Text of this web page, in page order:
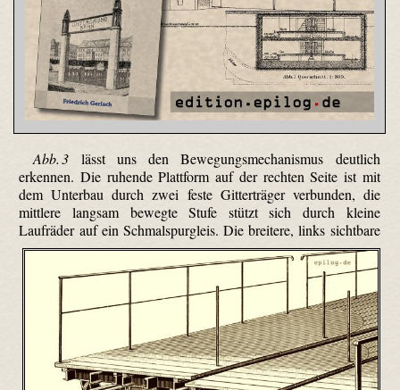
Abb. 3 lässt uns den Bewegungsmechanismus deutlich
erkennen. Die ruhende Plattform auf der rechten Seite ist mit
dem Unterbau durch zwei feste Gitterträger verbunden, die
mittlere langsam bewegte Stufe stützt sich durch kleine
Laufräder auf ein Schmalspurgleis.Die breitere, links sichtbare